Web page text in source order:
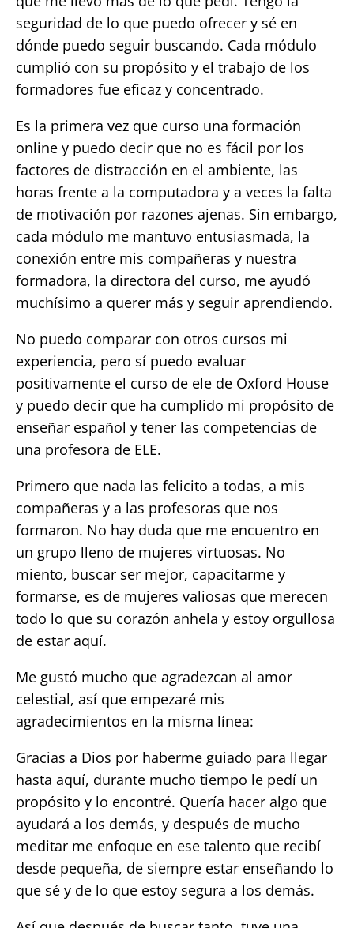
seguridad de lo que puedo ofrecer y sé en
dónde puedo seguir buscando. Cada módulo
cumplió con su propósito y el trabajo de los
formadores fue eficaz y concentrado.
Es la primera vez que curso una formación
online y puedo decir que no es fácil por los
factores de distracción en el ambiente, las
horas frente a la computadora y a veces la falta
de motivación por razones ajenas. Sin embargo,
cada módulo me mantuvo entusiasmada, la
conexión entre mis compañeras y nuestra
formadora, la directora del curso, me ayudó
muchísimo a querer más y seguir aprendiendo.
No puedo comparar con otros cursos mi
experiencia, pero sí puedo evaluar
positivamente el curso de ele de Oxford House
y puedo decir que ha cumplido mi propósito de
enseñar español y tener las competencias de
una profesora de ELE.
Primero que nada las felicito a todas, a mis
compañeras y a las profesoras que nos
formaron. No hay duda que me encuentro en
un grupo lleno de mujeres virtuosas. No
miento, buscar ser mejor, capacitarme y
formarse, es de mujeres valiosas que merecen
todo lo que su corazón anhela y estoy orgullosa
de estar aquí.
Me gustó mucho que agradezcan al amor
celestial, así que empezaré mis
agradecimientos en la misma línea:
Gracias a Dios por haberme guiado para llegar
hasta aquí, durante mucho tiempo le pedí un
propósito y lo encontré. Quería hacer algo que
ayudará a los demás, y después de mucho
meditar me enfoque en ese talento que recibí
desde pequeña, de siempre estar enseñando lo
que sé y de lo que estoy segura a los demás.